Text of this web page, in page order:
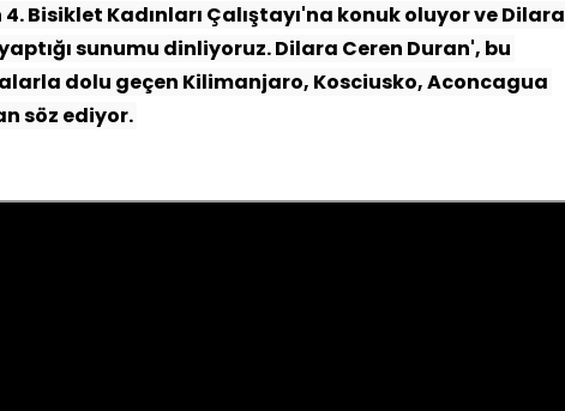
Bisiklet Kadınları Çalıştayı'na konuk oluyor ve Dilara
sunumu dinliyoruz. Dilara Ceren Duran', bu
dolu geçen Kilimanjaro, Kosciusko, Aconcagua
söz ediyor.